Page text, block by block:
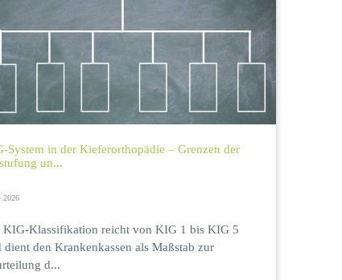
System in der Kieferorthopädie – Grenzen der
un...
KIG-Klassifikation reicht von KIG 1 bis KIG 5
dient den Krankenkassen als Maßstab zur
d...